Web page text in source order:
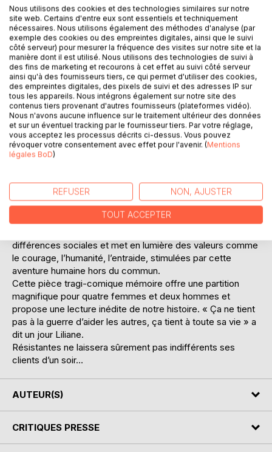
DESCRIPTION
1944 Liliane Armand est recherchée comme terroriste,
pour avoir collaboré avec la résistance. Afin d’échapper à
la mort, elle trouve refuge dans une maison close. Elle
remet alors sa vie entre les mains des occupantes de la
dénonceront-elles ? Pour toutes, rien ne sera plus jamais
comme avant…
De mémoire, aucun récit de la sorte n’avait été monté sur
une scène théâtrale. Cette rencontre de deux univers
différences sociales et met en lumière des valeurs comme
le courage, l’humanité, l’entraide, stimulées par cette
aventure humaine hors du commun.
Cette pièce tragi-comique mémoire offre une partition
magnifique pour quatre femmes et deux hommes et
propose une lecture inédite de notre histoire. « Ça ne tient
pas à la guerre d’aider les autres, ça tient à toute sa vie » a
dit un jour Liliane.
Résistantes ne laissera sûrement pas indifférents ses
clients d’un soir…
AUTEUR(S)
CRITIQUES PRESSE
Nous utilisons des cookies et des technologies similaires sur notre
site web. Certains d'entre eux sont essentiels et techniquement
nécessaires. Nous utilisons également des méthodes d'analyse (par
exemple des cookies ou des empreintes digitales, ainsi que le suivi
côté serveur) pour mesurer la fréquence des visites sur notre site et la
manière dont il est utilisé. Nous utilisons des technologies de suivi à
des fins de marketing et recourons à cet effet au suivi côté serveur
ainsi qu'à des fournisseurs tiers, ce qui permet d'utiliser des cookies,
des empreintes digitales, des pixels de suivi et des adresses IP sur
tous les appareils. Nous intégrons également sur notre site des
contenus tiers provenant d'autres fournisseurs (plateformes vidéo).
Nous n'avons aucune influence sur le traitement ultérieur des données
et sur un éventuel tracking par le fournisseur tiers. Par votre réglage,
vous acceptez les processus décrits ci-dessus. Vous pouvez
révoquer votre consentement avec effet pour l'avenir. (Mentions
légales BoD)
REFUSER NON, AJUSTER
TOUT ACCEPTER